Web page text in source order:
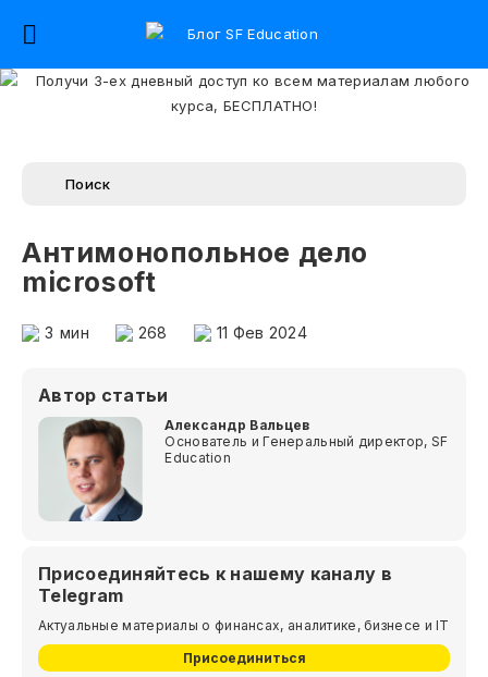
Антимонопольное дело
microsoft
3 мин 268 11 Фев 2024
Автор статьи
Александр Вальцев
Основатель и Генеральный директор, SF
Education
Присоединяйтесь к нашему каналу в
Telegram
Актуальные материалы о финансах, аналитике, бизнесе и IT
Присоединиться